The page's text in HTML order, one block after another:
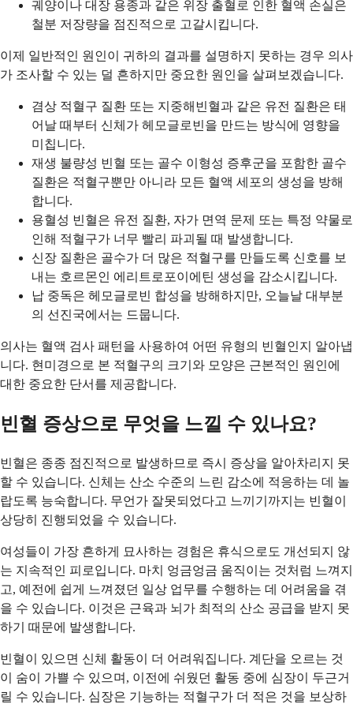
궤양이나 대장 용종과 같은 위장 출혈로 인한 혈액 손실은
철분 저장량을 점진적으로 고갈시킵니다.
이제 일반적인 원인이 귀하의 결과를 설명하지 못하는 경우 의사
가 조사할 수 있는 덜 흔하지만 중요한 원인을 살펴보겠습니다.
겸상 적혈구 질환 또는 지중해빈혈과 같은 유전 질환은 태
어날 때부터 신체가 헤모글로빈을 만드는 방식에 영향을
미칩니다.
재생 불량성 빈혈 또는 골수 이형성 증후군을 포함한 골수
질환은 적혈구뿐만 아니라 모든 혈액 세포의 생성을 방해
합니다.
용혈성 빈혈은 유전 질환, 자가 면역 문제 또는 특정 약물로
인해 적혈구가 너무 빨리 파괴될 때 발생합니다.
신장 질환은 골수가 더 많은 적혈구를 만들도록 신호를 보
내는 호르몬인 에리트로포이에틴 생성을 감소시킵니다.
납 중독은 헤모글로빈 합성을 방해하지만, 오늘날 대부분
의 선진국에서는 드뭅니다.
의사는 혈액 검사 패턴을 사용하여 어떤 유형의 빈혈인지 알아냅
니다. 현미경으로 본 적혈구의 크기와 모양은 근본적인 원인에
대한 중요한 단서를 제공합니다.
빈혈 증상으로 무엇을 느낄 수 있나요?
빈혈은 종종 점진적으로 발생하므로 즉시 증상을 알아차리지 못
할 수 있습니다. 신체는 산소 수준의 느린 감소에 적응하는 데 놀
랍도록 능숙합니다. 무언가 잘못되었다고 느끼기까지는 빈혈이
상당히 진행되었을 수 있습니다.
여성들이 가장 흔하게 묘사하는 경험은 휴식으로도 개선되지 않
는 지속적인 피로입니다. 마치 엉금엉금 움직이는 것처럼 느껴지
고, 예전에 쉽게 느껴졌던 일상 업무를 수행하는 데 어려움을 겪
을 수 있습니다. 이것은 근육과 뇌가 최적의 산소 공급을 받지 못
하기 때문에 발생합니다.
빈혈이 있으면 신체 활동이 더 어려워집니다. 계단을 오르는 것
이 숨이 가쁠 수 있으며, 이전에 쉬웠던 활동 중에 심장이 두근거
릴 수 있습니다. 심장은 기능하는 적혈구가 더 적은 것을 보상하